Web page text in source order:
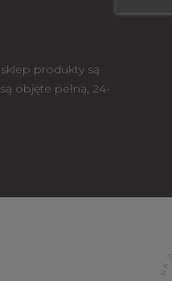
produkty są
objęte pełną, 24-